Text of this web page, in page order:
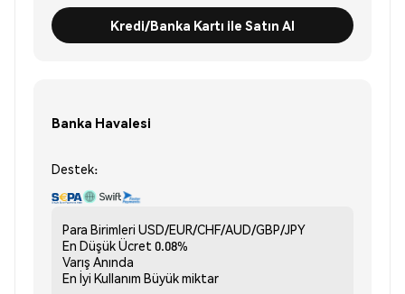
Kredi/Banka Kartı ile Satın Al
Banka Havalesi
Destek:
Para Birimleri USD/EUR/CHF/AUD/GBP/JPY
En Düşük Ücret 0.08%
Varış Anında
En İyi Kullanım Büyük miktar